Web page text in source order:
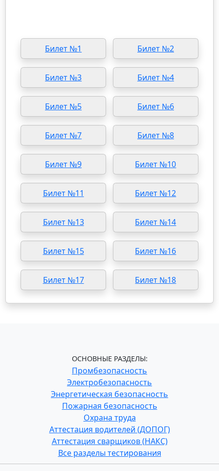
Билет №1 Билет №2
Билет №3 Билет №4
Билет №5 Билет №6
Билет №7 Билет №8
Билет №9 Билет №10
Билет №11 Билет №12
Билет №13 Билет №14
Билет №15 Билет №16
Билет №17 Билет №18
ОСНОВНЫЕ РАЗДЕЛЫ:
Промбезопасность
Электробезопасность
Энергетическая безопасность
Пожарная безопасность
Охрана труда
Аттестация водителей (ДОПОГ)
Аттестация сварщиков (НАКС)
Все разделы тестирования